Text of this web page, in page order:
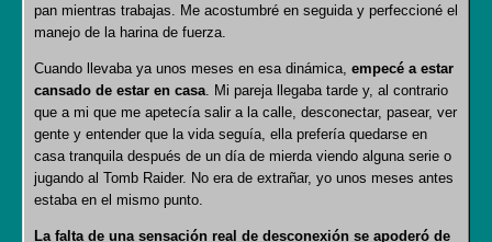
pan mientras trabajas. Me acostumbré en seguida y perfeccioné el
manejo de la harina de fuerza.
Cuando llevaba ya unos meses en esa dinámica, empecé a estar
cansado de estar en casa . Mi pareja llegaba tarde y, al contrario
que a mi que me apetecía salir a la calle, desconectar, pasear, ver
gente y entender que la vida seguía, ella prefería quedarse en
casa tranquila después de un día de mierda viendo alguna serie o
jugando al Tomb Raider. No era de extrañar, yo unos meses antes
estaba en el mismo punto.
La falta de una sensación real de desconexión se apoderó de